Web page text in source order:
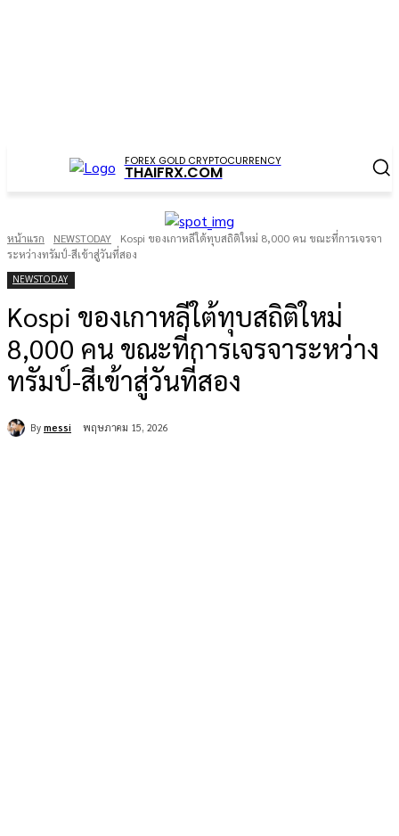
FOREX GOLD CRYPTOCURRENCY
THAIFRX.COM
หน้าแรก NEWSTODAY
Kospi ของเกาหลีใต้ทุบสถิติใหม่ 8,000 คน ขณะที่การเจรจา
ระหว่างทรัมป์-สีเข้าสู่วันที่สอง
NEWSTODAY
Kospi ของเกาหลีใต้ทุบสถิติใหม่
8,000 คน ขณะที่การเจรจาระหว่าง
ทรัมป์-สีเข้าสู่วันที่สอง
By messi พฤษภาคม 15, 2026